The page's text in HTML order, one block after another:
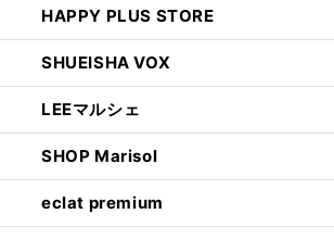
HAPPY PLUS STORE
SHUEISHA VOX
LEEマルシェ
SHOP Marisol
eclat premium